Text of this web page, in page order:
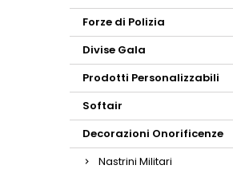
Forze di Polizia
Divise Gala
Prodotti Personalizzabili
Softair
Decorazioni Onorificenze
Nastrini Militari